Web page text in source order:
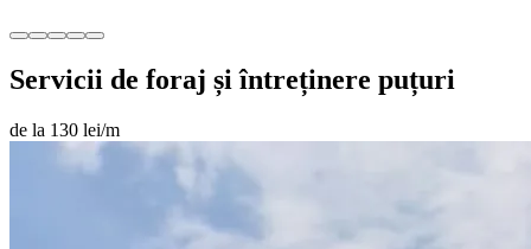
Servicii de foraj și întreținere puțuri
de la 130 lei/m